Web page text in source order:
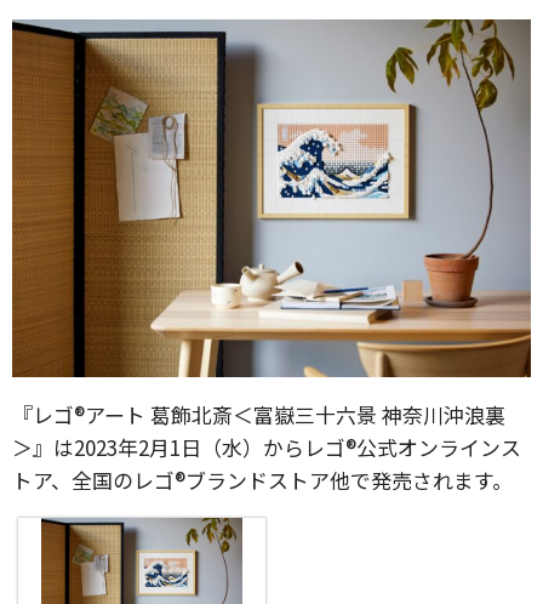
『レゴ®アート 葛飾北斎＜富嶽三十六景 神奈川沖浪裏
＞』は2023年2月1日（水）からレゴ®公式オンラインス
トア、全国のレゴ®ブランドストア他で発売されます。